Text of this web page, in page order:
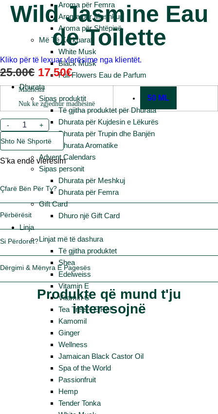
Aroma për Femra
Aroma për Meshkuj
Aroma për Shtëpinë
Më Të Kërkuarat
White Musk
Black Musk
Full Flowers Eau de Parfum
Dhurata
Sipas produktit
Të gjitha produktet për Dhurata
Dhurata për Kujdesin e Lëkurës
Dhurata për Trupin dhe Banjën
Dhurata Aromatike
Advent Calendars
Sipas personit
Dhurata për Meshkuj
Dhurata për Femra
Gift Card
Dhuro një Gift Card
Linja
Linjat më të dashura
Të gjitha produktet
Shea
Edelweiss
Vitamin E
Vitamin C
Tea Tree – E Re!
Kamomil
Ginger
Wellness
Jamaican Black Castor Oil
Spa of the World
Passionfruit
Hemp
Tender Tonka
Wild Jasmine Eau
de Toilette
Kliko për të lexuar vlerësime nga klientët.
25.00€ Çmimi
Origjinal
Qe:
25.00€.
17.50€Çmimi
I
Tanishëm
Është:
17.50€.
Madhësia
Nuk ke zgjedhur madhësinë
50 ML
-
Sasi
Wild
Jasmine
Eau
Toilette
+
Shto Në Shportë
S'ka ende vlerësim
Çfarë Bën Për Ty?
Përbërësit
Si Përdoret?
Dërgimi & Mënyra E Pagesës
Produkte që mund t'ju
interesojnë